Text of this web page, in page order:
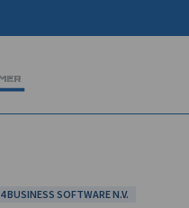
4 BUSINESS SOFTWARE N.V.